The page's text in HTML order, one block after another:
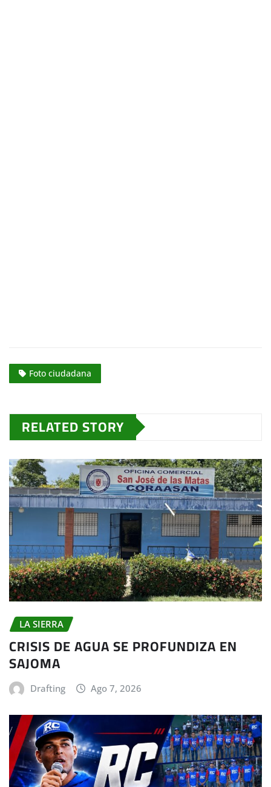
Foto ciudadana
RELATED STORY
LA SIERRA
CRISIS DE AGUA SE PROFUNDIZA EN
SAJOMA
Drafting Ago 7, 2026